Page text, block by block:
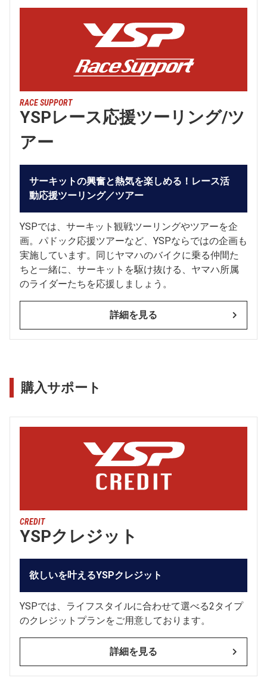
RACE SUPPORT
YSPレース応援ツーリング/ツ
アー
サーキットの興奮と熱気を楽しめる！レース活
動応援ツーリング／ツアー
YSPでは、サーキット観戦ツーリングやツアーを企
画。パドック応援ツアーなど、YSPならではの企画も
実施しています。同じヤマハのバイクに乗る仲間た
ちと一緒に、サーキットを駆け抜ける、ヤマハ所属
のライダーたちを応援しましょう。
詳細を見る
購入サポート
CREDIT
YSPクレジット
欲しいを叶えるYSPクレジット
YSPでは、ライフスタイルに合わせて選べる2タイプ
のクレジットプランをご用意しております。
詳細を見る